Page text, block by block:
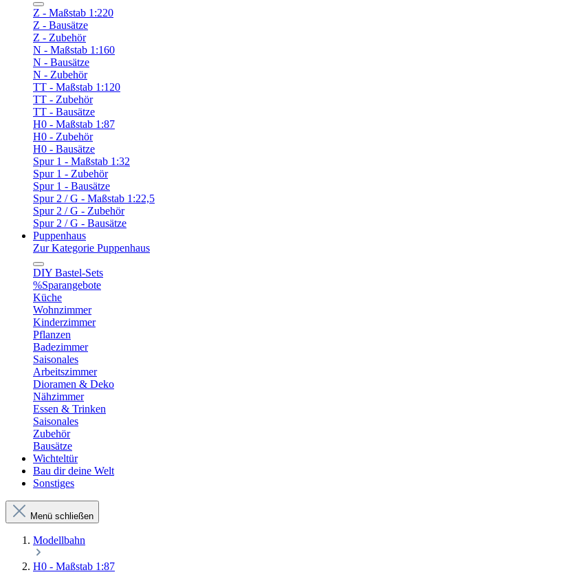
Z - Maßstab 1:220
Z - Bausätze
Z - Zubehör
N - Maßstab 1:160
N - Bausätze
N - Zubehör
TT - Maßstab 1:120
TT - Zubehör
TT - Bausätze
H0 - Maßstab 1:87
H0 - Zubehör
H0 - Bausätze
Spur 1 - Maßstab 1:32
Spur 1 - Zubehör
Spur 1 - Bausätze
Spur 2 / G - Maßstab 1:22,5
Spur 2 / G - Zubehör
Spur 2 / G - Bausätze
Puppenhaus
Zur Kategorie Puppenhaus
DIY Bastel-Sets
%Sparangebote
Küche
Wohnzimmer
Kinderzimmer
Pflanzen
Badezimmer
Saisonales
Arbeitszimmer
Dioramen & Deko
Nähzimmer
Essen & Trinken
Saisonales
Zubehör
Bausätze
Wichteltür
Bau dir deine Welt
Sonstiges
Menü schließen
Modellbahn
H0 - Maßstab 1:87